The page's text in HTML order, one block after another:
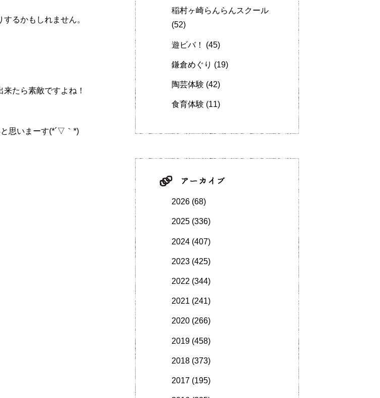
るかもしれません。
たら素敵ですよね！
思いまーす(*´▽｀*)
稲村ヶ崎らんらんスクール
(52)
遊ビバ！ (45)
鎌倉めぐり (19)
陶芸体験 (42)
食育体験 (11)
2026 (68)
2025 (336)
2024 (407)
2023 (425)
2022 (344)
2021 (241)
2020 (266)
2019 (458)
2018 (373)
2017 (195)